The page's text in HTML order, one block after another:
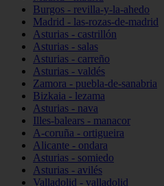
Burgos - revilla-y-la-ahedo
Madrid - las-rozas-de-madrid
Asturias - castrillón
Asturias - salas
Asturias - carreño
Asturias - valdés
Zamora - puebla-de-sanabria
Bizkaia - lezama
Asturias - nava
Illes-balears - manacor
A-coruña - ortigueira
Alicante - ondara
Asturias - somiedo
Asturias - avilés
Valladolid - valladolid